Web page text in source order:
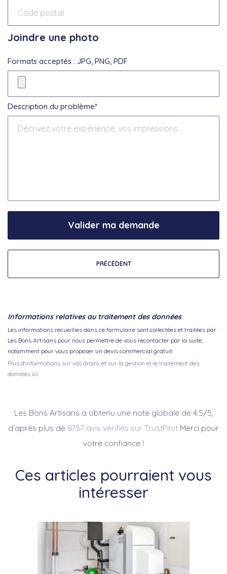
Joindre une photo
Formats acceptés : JPG, PNG, PDF
Description du problème*
PRÉCÉDENT
Valider ma demande
Informations relatives au traitement des données
Les informations recueillies dans ce formulaire sont collectées et traitées par
Les Bons Artisans pour nous permettre de vous recontacter par la suite,
notamment pour vous proposer un devis commercial gratuit.
Plus d'informations sur vos droits, et sur la gestion et le traitement des
données ici.
Les Bons Artisans a obtenu une note globale de 4.5/5,
d’après plus de 8757 avis vérifiés sur TrustPilot Merci pour
votre confiance !
Ces articles pourraient vous
intéresser